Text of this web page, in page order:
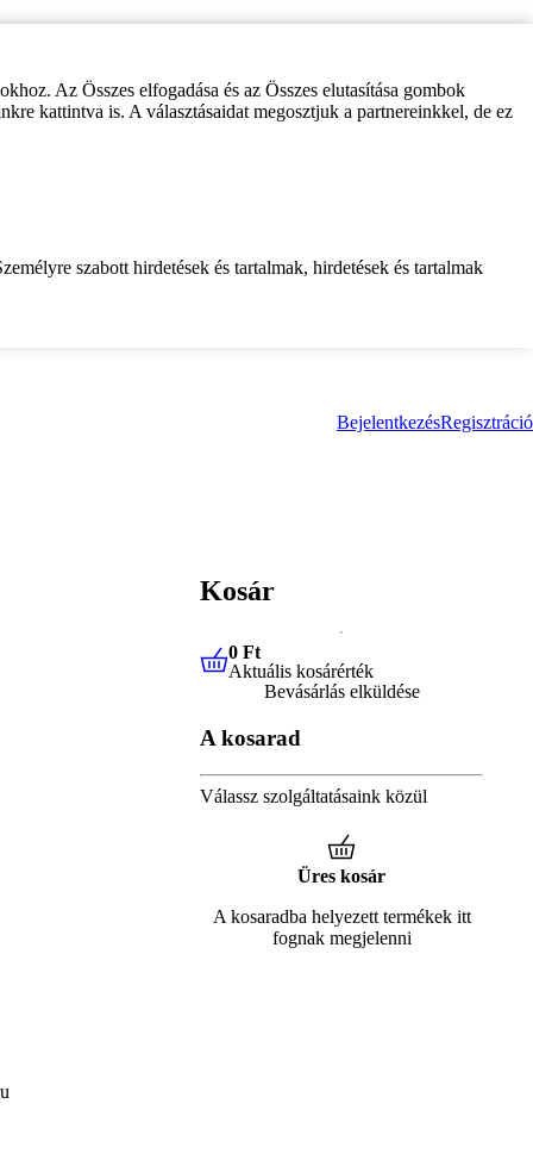
Az Összes elfogadása és az Összes elutasítása gombok
kattintva is. A választásaidat megosztjuk a partnereinkkel, de ez
szabott hirdetések és tartalmak, hirdetések és tartalmak
BejelentkezésRegisztráció
Kosár
0 FtAktuális kosárérték
0 Ft
Aktuális kosárérték
Bevásárlás elküldése
A kosarad
Válassz szolgáltatásaink közül
Üres kosár
A kosaradba helyezett termékek itt
fognak megjelenni